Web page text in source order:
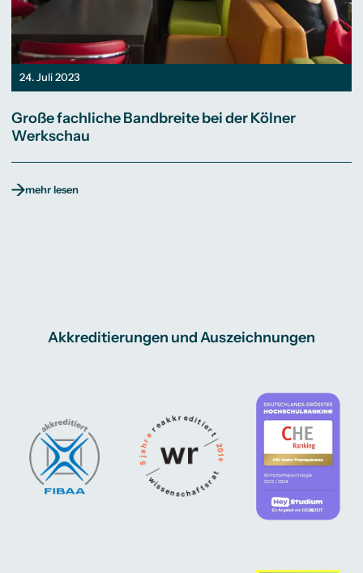
24. Juli 2023
Große fachliche Bandbreite bei der Kölner
Werkschau
mehr lesen
Akkreditierungen und Auszeichnungen